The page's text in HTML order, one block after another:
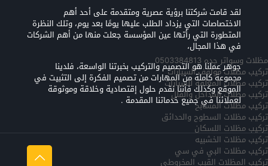
لقد قامت شركتنا برؤية عصرية ومتقدمة على أحد أهم
الاختصاصات التي يزداد الطلب عليها يومًا بعد يوم، وتلك النظرة
المتطورة التي رأتها عين المؤسسة جعلت منها من أهم الشركات
في هذا المجال،
جوهر عملنا هو التصميم والتركيب بخبرتنا الواسعة، فلدينا
مجموعة كاملة من المهارات من تصميم الفكرة إلى التثبيت في
الموقع وكذلك فأننا نقدم حلول إقتصادية وخلاقة وموثوقة
لعملائنا في جميع خدماتنا المقدمة .
مظلات وسواتر جده 0503384813
تركيب مظلات مواقف السيارات
تركيب مظلات المعلقه للسيارات
تركيب مظلات المداخل والفلل
تركيب مظلات المسابح
تركيب مظلات السطوح والحدائق
تركيب مظلات اللسكان
تركيب مظلات الخشبيه
تركيب مظلات البي في سي
تركيب المظلات القبب المخروطي